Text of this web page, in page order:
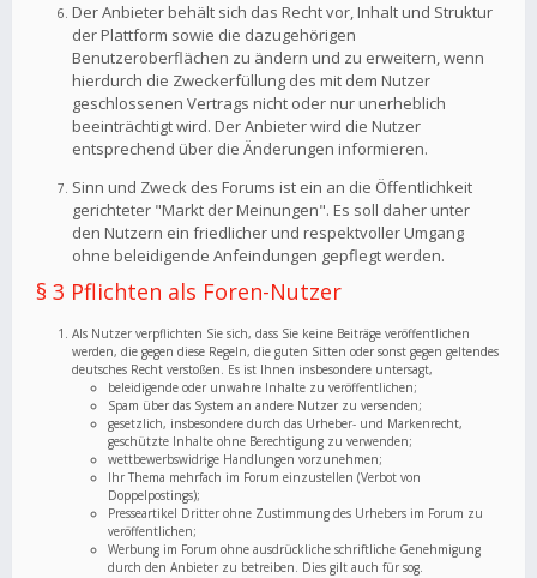
Der Anbieter behält sich das Recht vor, Inhalt und Struktur
der Plattform sowie die dazugehörigen
Benutzeroberflächen zu ändern und zu erweitern, wenn
hierdurch die Zweckerfüllung des mit dem Nutzer
geschlossenen Vertrags nicht oder nur unerheblich
beeinträchtigt wird. Der Anbieter wird die Nutzer
entsprechend über die Änderungen informieren.
Sinn und Zweck des Forums ist ein an die Öffentlichkeit
gerichteter "Markt der Meinungen". Es soll daher unter
den Nutzern ein friedlicher und respektvoller Umgang
ohne beleidigende Anfeindungen gepflegt werden.
§ 3 Pflichten als Foren-Nutzer
Als Nutzer verpflichten Sie sich, dass Sie keine Beiträge veröffentlichen
werden, die gegen diese Regeln, die guten Sitten oder sonst gegen geltendes
deutsches Recht verstoßen. Es ist Ihnen insbesondere untersagt,
beleidigende oder unwahre Inhalte zu veröffentlichen;
Spam über das System an andere Nutzer zu versenden;
gesetzlich, insbesondere durch das Urheber- und Markenrecht,
geschützte Inhalte ohne Berechtigung zu verwenden;
wettbewerbswidrige Handlungen vorzunehmen;
Ihr Thema mehrfach im Forum einzustellen (Verbot von
Doppelpostings);
Presseartikel Dritter ohne Zustimmung des Urhebers im Forum zu
veröffentlichen;
Werbung im Forum ohne ausdrückliche schriftliche Genehmigung
durch den Anbieter zu betreiben. Dies gilt auch für sog.